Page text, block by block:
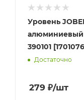
Уровень
390101
Достаточно
279 ₽/шт